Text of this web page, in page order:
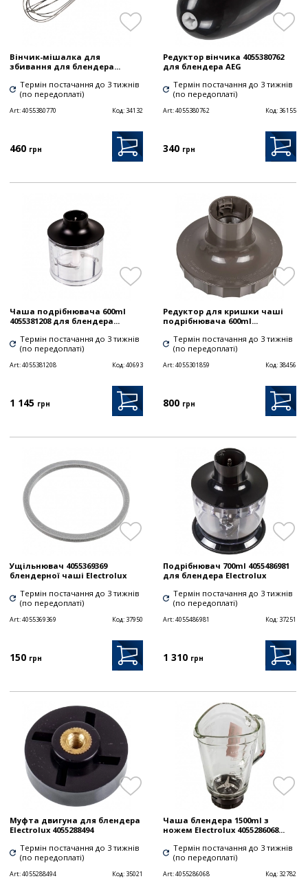
Вінчик-мішалка для
збивання для блендера...
Термін постачання до 3 тижнів
(по передоплаті)
Art:4055380770 Код: 34132
460 грн
Редуктор вінчика 4055380762
для блендера AEG
Термін постачання до 3 тижнів
(по передоплаті)
Art:4055380762 Код: 36155
340 грн
Чаша подрібнювача 600ml
4055381208 для блендера...
Термін постачання до 3 тижнів
(по передоплаті)
Art:4055381208 Код:40693
1 145 грн
Редуктор для кришки чаші
подрібнювача 600ml...
Термін постачання до 3 тижнів
(по передоплаті)
Art:4055301859 Код: 38456
800 грн
Ущільнювач 4055369369
блендерної чаші Electrolux
Термін постачання до 3 тижнів
(по передоплаті)
Art:4055369369 Код: 37950
150 грн
Подрібнювач 700ml 4055486981
для блендера Electrolux
Термін постачання до 3 тижнів
(по передоплаті)
Art:4055486981 Код: 37251
1 310 грн
Муфта двигуна для блендера
Electrolux 4055288494
Термін постачання до 3 тижнів
(по передоплаті)
Art:4055288494 Код: 35021
Чаша блендера 1500ml з
ножем Electrolux 4055286068...
Термін постачання до 3 тижнів
(по передоплаті)
Art:4055286068 Код: 32782